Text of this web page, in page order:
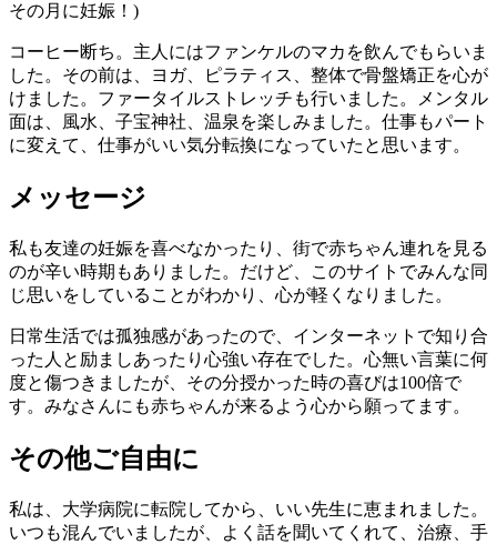
その月に妊娠！)
コーヒー断ち。主人にはファンケルのマカを飲んでもらいま
した。その前は、ヨガ、ピラティス、整体で骨盤矯正を心が
けました。ファータイルストレッチも行いました。メンタル
面は、風水、子宝神社、温泉を楽しみました。仕事もパート
に変えて、仕事がいい気分転換になっていたと思います。
メッセージ
私も友達の妊娠を喜べなかったり、街で赤ちゃん連れを見る
のが辛い時期もありました。だけど、このサイトでみんな同
じ思いをしていることがわかり、心が軽くなりました。
日常生活では孤独感があったので、インターネットで知り合
った人と励ましあったり心強い存在でした。心無い言葉に何
度と傷つきましたが、その分授かった時の喜びは100倍で
す。みなさんにも赤ちゃんが来るよう心から願ってます。
その他ご自由に
私は、大学病院に転院してから、いい先生に恵まれました。
いつも混んでいましたが、よく話を聞いてくれて、治療、手